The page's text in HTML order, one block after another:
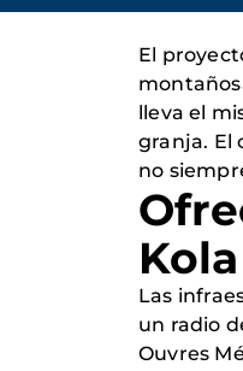
El
lleva el
granja. El
no
Kola
Las
un radio
Ouvres